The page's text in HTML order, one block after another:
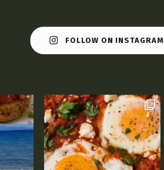
FOLLOW ON INSTAGRAM